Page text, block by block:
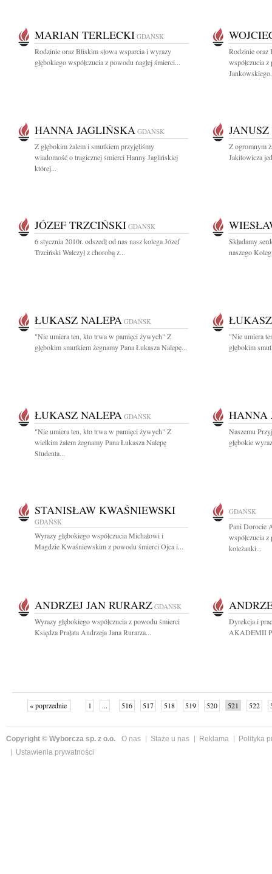
MARIAN TERLECKI GDAŃSK
Rodzinie oraz Bliskim słowa wsparcia i wyrazy
głębokiego współczucia z powodu nagłej śmierci...
Rodzinie oraz
współczucia
HANNA JAGLIŃSKA GDAŃSK
Z głębokim żalem i smutkiem przyjęliśmy
wiadomość o tragicznej śmierci Hanny Jaglińskiej
której...
Z ogromnym
Jakitowicza
JÓZEF TRZCIŃSKI GDAŃSK
6 stycznia 2010r. odszedł od nas nasz kolega Józef
Trzciński Walczył z chorobą z...
Składamy
naszego
ŁUKASZ NALEPA GDAŃSK
"Nie umiera ten, kto trwa w pamięci żywych" Z
głębokim smutkiem żegnamy Pana Łukasza Nalepę...
"Nie umiera
głębokim
ŁUKASZ NALEPA GDAŃSK
"Nie umiera ten, kto trwa w pamięci żywych" Z
wielkim żalem żegnamy Pana Łukasza Nalepę
Studenta...
HANNA
Naszemu
głębokie
STANISŁAW KWAŚNIEWSKI
GDAŃSK
Wyrazy głębokiego współczucia Michałowi i
Magdzie Kwaśniewskim z powodu śmierci Ojca i...
GDAŃSK
Pani Dorocie
współczucia
koleżanki...
ANDRZEJ JAN RURARZ GDAŃSK
Wyrazy głębokiego współczucia z powodu śmierci
Księdza Prałata Andrzeja Jana Rurarza...
Dyrekcja i
AKADEMII
« poprzednie 1 ... 516 517 518 519 520 521 522
Copyright © Wyborcza sp. z o.o. O nas Staże u nas Reklama
Polityka
Ustawienia prywatności